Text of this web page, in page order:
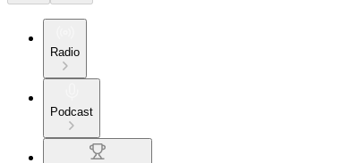
Radio
Podcast